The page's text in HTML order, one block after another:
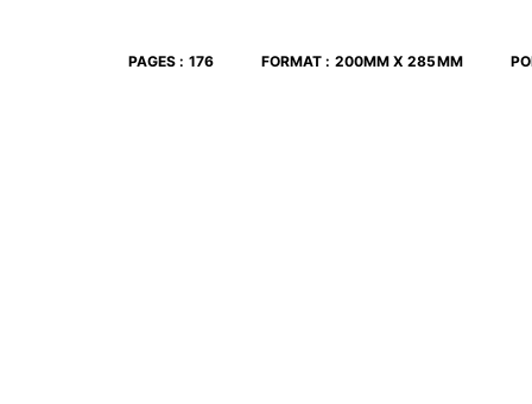
PAGES : 176 FORMAT : 200MM X 285MM